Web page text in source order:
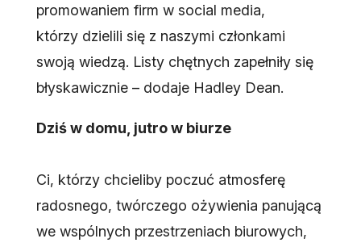
promowaniem firm w social media,
którzy dzielili się z naszymi członkami
swoją wiedzą. Listy chętnych zapełniły się
błyskawicznie – dodaje Hadley Dean.
Dziś w domu, jutro w biurze
Ci, którzy chcieliby poczuć atmosferę
radosnego, twórczego ożywienia panującą
we wspólnych przestrzeniach biurowych,